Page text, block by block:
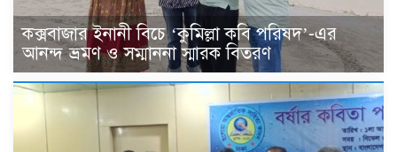
কক্সবাজার ইনানী বিচে ‘কুমিল্লা কবি পরিষদ’-এর
আনন্দ ভ্রমণ ও সম্মাননা স্মারক বিতরণ